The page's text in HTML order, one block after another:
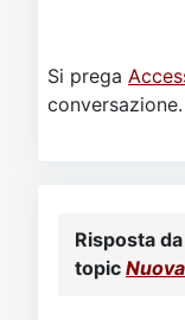
Si prega
conversazione.
Risposta da
topic